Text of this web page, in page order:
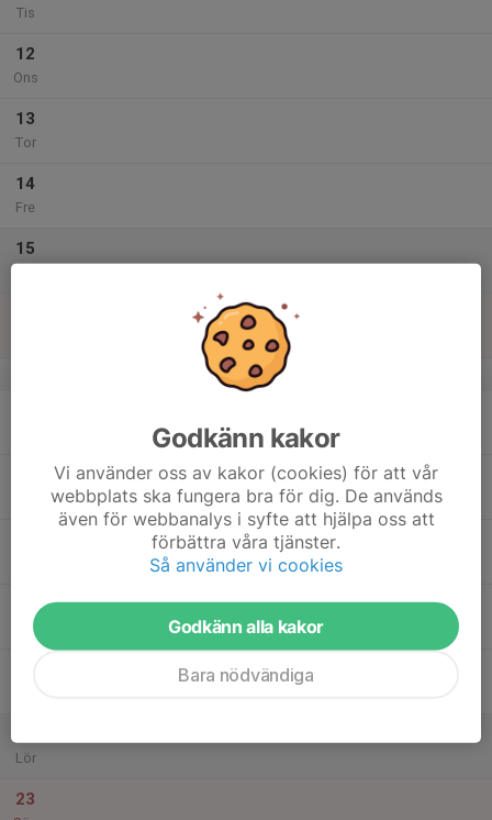
Tis
12
Ons
13
Tor
14
Fre
15
v.34
Tor
Lör
23
Godkänn kakor
Vi använder oss av kakor (cookies) för att vår
webbplats ska fungera bra för dig. De används
även för webbanalys i syfte att hjälpa oss att
förbättra våra tjänster.
Så använder vi cookies
Godkänn alla kakor
Bara nödvändiga